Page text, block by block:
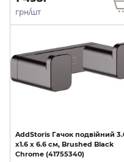
грн/шт
AddStoris Гачок подвійний
х1.6 x 6.6 см, Brushed Black
Chrome (41755340)